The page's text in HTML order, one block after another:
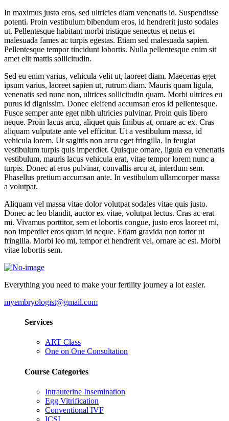
In maximus justo eros, sed ultricies diam venenatis id. Suspendisse
potenti. Proin vestibulum bibendum eros, id hendrerit justo sodales
ut. Pellentesque habitant morbi tristique senectus et netus et
malesuada fames ac turpis egestas. Etiam sed malesuada sapien.
Pellentesque tempor tincidunt lobortis. Nulla pellentesque enim sit
amet elit mattis sollicitudin.
Sed eu enim varius, vehicula velit ut, laoreet diam. Maecenas eget
ipsum varius, laoreet sapien ut, rutrum diam. Mauris quam ligula,
venenatis sed nunc non, ultrices sollicitudin quam. Morbi ultrices eu
purus id dignissim. Donec eleifend accumsan eros id pellentesque.
Fusce semper ante eget nibh ultricies pulvinar. Proin quis libero
neque. Proin lacus arcu, aliquet quis finibus at, ornare ac ex. Cras
aliquam vulputate ante vel efficitur. Ut a vestibulum massa, id
vehicula lorem. Ut sagittis non arcu eget fringilla. In feugiat
vestibulum turpis quis imperdiet. Quisque ornare, ligula eu venenatis
vestibulum, mauris lacus vehicula erat, vitae tempor lorem nunc a
turpis. Donec at eros pulvinar, convallis arcu at, interdum sem.
Phasellus pretium accumsan ante. In vestibulum ullamcorper massa
a volutpat.
Aliquam vel massa vitae dolor volutpat sodales vitae quis justo.
Donec ac leo blandit, auctor ex vitae, volutpat lectus. Cras ac erat
mi. Vivamus porttitor, sem et lobortis congue, justo eros laoreet mi,
non imperdiet eros quam id neque. Etiam gravida non tortor ut
fringilla. Morbi leo mi, tempor et hendrerit vel, ornare ac est. Morbi
vitae lobortis sem.
Everything you need to make your fertility journey a lot easier.
myembryologist@gmail.com
Services
ART Class
One on One Consultation
Course Categories
Intrauterine Insemination
Egg Vitrification
Conventional IVF
ICSI